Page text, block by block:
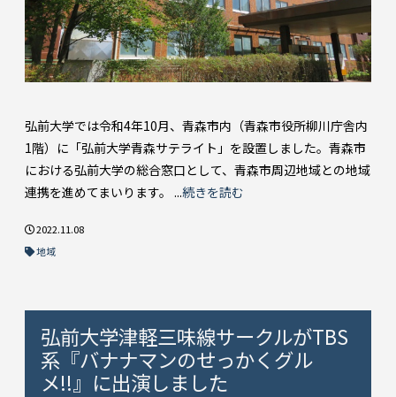
弘前大学では令和4年10月、青森市内（青森市役所柳川庁舎内
1階）に「弘前大学青森サテライト」を設置しました。青森市
における弘前大学の総合窓口として、青森市周辺地域との地域
連携を進めてまいります。 ...続きを読む
2022.11.08
地域
弘前大学津軽三味線サークルがTBS
系『バナナマンのせっかくグル
メ!!』に出演しました